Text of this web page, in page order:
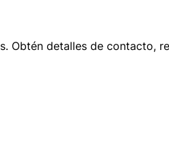
Obtén detalles de contacto,